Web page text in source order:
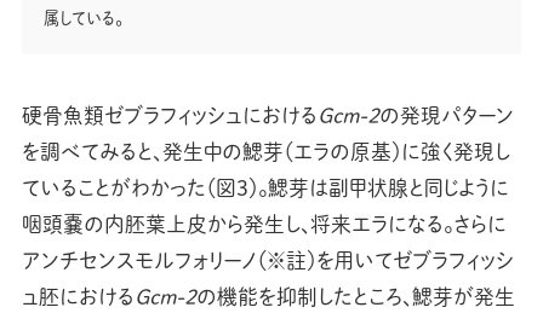
属している。
硬骨魚類ゼブラフィッシュにおけるGcm-2の発現パターン
を調べてみると、発生中の鰓芽（エラの原基）に強く発現し
ていることがわかった（図3）。鰓芽は副甲状腺と同じように
咽頭嚢の内胚葉上皮から発生し、将来エラになる。さらに
アンチセンスモルフォリーノ（※註）を用いてゼブラフィッシ
ュ胚におけるGcm-2の機能を抑制したところ、鰓芽が発生